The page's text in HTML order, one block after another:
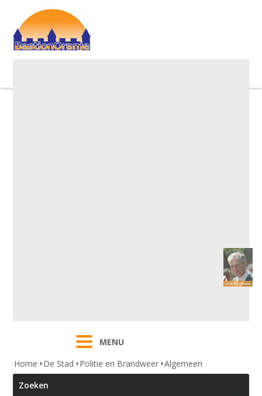
MENU
Home
De Stad Politie en Brandweer Algemeen
Zoeken